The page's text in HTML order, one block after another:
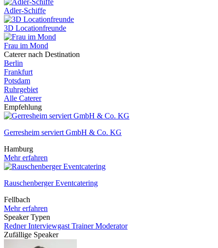
Adler-Schiffe
3D Locationfreunde
Frau im Mond
Caterer nach Destination
Berlin
Frankfurt
Potsdam
Ruhrgebiet
Alle Caterer
Empfehlung
Gerresheim serviert GmbH & Co. KG
Hamburg
Mehr erfahren
Rauschenberger Eventcatering
Fellbach
Mehr erfahren
Speaker Typen
RednerInterviewgast TrainerModerator
Zufällige Speaker